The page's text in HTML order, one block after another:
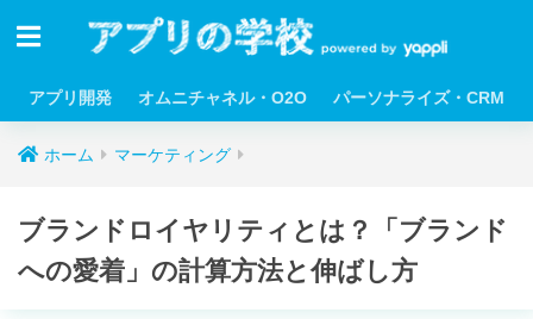
アプリ開発 オムニチャネル・O2O パーソナライズ・CRM
ホーム マーケティング
ブランドロイヤリティとは？「ブランド
への愛着」の計算方法と伸ばし方